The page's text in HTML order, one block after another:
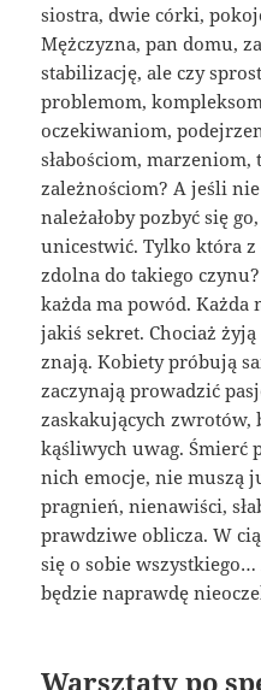
siostra, dwie córki,
Mężczyzna, pan domu,
stabilizację, ale czy
problemom,
oczekiwaniom,
słabościom,
zależnościom? A jeśli
należałoby pozbyć się
unicestwić. Tylko która z
zdolna do takiego
każda ma powód.
jakiś sekret. Chociaż
znają. Kobiety próbują
zaczynają prowadzić
zaskakujących zwrotów,
kąśliwych uwag. Śmierć
nich emocje, nie muszą
pragnień, nienawiści,
prawdziwe oblicza. W
się o sobie
będzie naprawdę
Warsztaty po